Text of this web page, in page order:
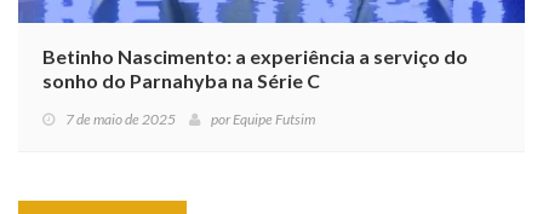
Betinho Nascimento: a experiência a serviço do
sonho do Parnahyba na Série C
7 de maio de 2025 porEquipe Futsim